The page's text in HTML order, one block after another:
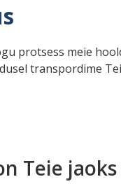
protsess meie
transpordime
Teie